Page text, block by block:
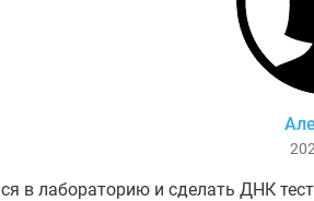
в лабораторию и сделать ДНК